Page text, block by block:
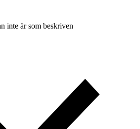
inte är som beskriven